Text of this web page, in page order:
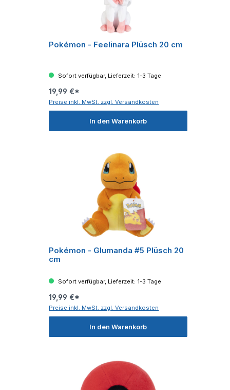
Pokémon - Feelinara Plüsch 20 cm
Sofort verfügbar, Lieferzeit: 1-3 Tage
19,99 €*
Preise inkl. MwSt. zzgl. Versandkosten
In den Warenkorb
Pokémon - Glumanda #5 Plüsch 20
cm
Sofort verfügbar, Lieferzeit: 1-3 Tage
19,99 €*
Preise inkl. MwSt. zzgl. Versandkosten
In den Warenkorb